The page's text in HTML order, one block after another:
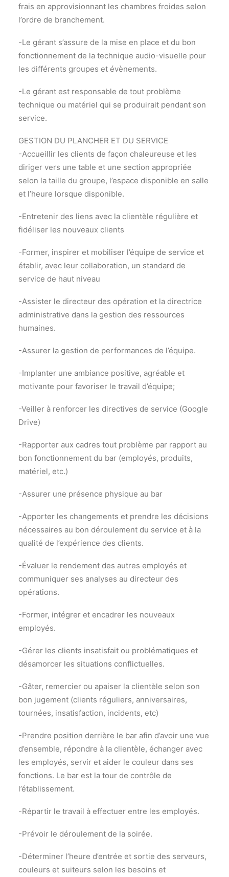
frais en approvisionnant les chambres froides selon
l’ordre de branchement.
-Le gérant s’assure de la mise en place et du bon
fonctionnement de la technique audio-visuelle pour
les différents groupes et évènements.
-Le gérant est responsable de tout problème
technique ou matériel qui se produirait pendant son
service.
GESTION DU PLANCHER ET DU SERVICE
-Accueillir les clients de façon chaleureuse et les
diriger vers une table et une section appropriée
selon la taille du groupe, l’espace disponible en salle
et l’heure lorsque disponible.
-Entretenir des liens avec la clientèle régulière et
fidéliser les nouveaux clients
-Former, inspirer et mobiliser l’équipe de service et
établir, avec leur collaboration, un standard de
service de haut niveau
-Assister le directeur des opération et la directrice
administrative dans la gestion des ressources
humaines.
-Assurer la gestion de performances de l’équipe.
-Implanter une ambiance positive, agréable et
motivante pour favoriser le travail d’équipe;
-Veiller à renforcer les directives de service (Google
Drive)
-Rapporter aux cadres tout problème par rapport au
bon fonctionnement du bar (employés, produits,
matériel, etc.)
-Assurer une présence physique au bar
-Apporter les changements et prendre les décisions
nécessaires au bon déroulement du service et à la
qualité de l’expérience des clients.
-Évaluer le rendement des autres employés et
communiquer ses analyses au directeur des
opérations.
-Former, intégrer et encadrer les nouveaux
employés.
-Gérer les clients insatisfait ou problématiques et
désamorcer les situations conflictuelles.
-Gâter, remercier ou apaiser la clientèle selon son
bon jugement (clients réguliers, anniversaires,
tournées, insatisfaction, incidents, etc)
-Prendre position derrière le bar afin d’avoir une vue
d’ensemble, répondre à la clientèle, échanger avec
les employés, servir et aider le couleur dans ses
fonctions. Le bar est la tour de contrôle de
l’établissement.
-Répartir le travail à effectuer entre les employés.
-Prévoir le déroulement de la soirée.
-Déterminer l’heure d’entrée et sortie des serveurs,
couleurs et suiteurs selon les besoins et